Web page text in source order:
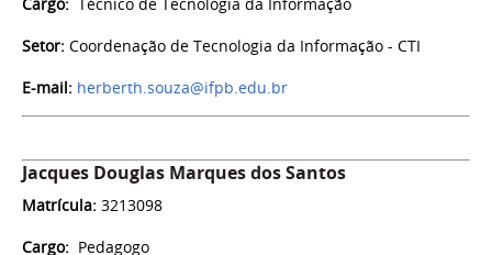
Cargo: Técnico de Tecnologia da Informação
Setor: Coordenação de Tecnologia da Informação - CTI
E-mail: herberth.souza@ifpb.edu.br
Jacques Douglas Marques dos Santos
Matrícula: 3213098
Cargo: Pedagogo